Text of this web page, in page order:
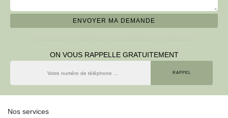
ON VOUS RAPPELLE GRATUITEMENT
Nos services